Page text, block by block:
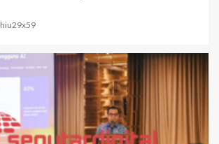
hiu29x59